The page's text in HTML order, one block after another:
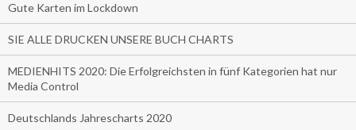
Gute Karten im Lockdown
SIE ALLE DRUCKEN UNSERE BUCH CHARTS
MEDIENHITS 2020: Die Erfolgreichsten in fünf Kategorien hat nur
Media Control
Deutschlands Jahrescharts 2020